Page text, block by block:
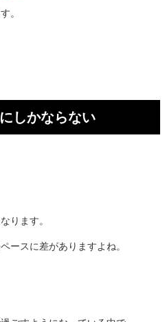
。
しかならない
ります。
ースに差がありますよね。